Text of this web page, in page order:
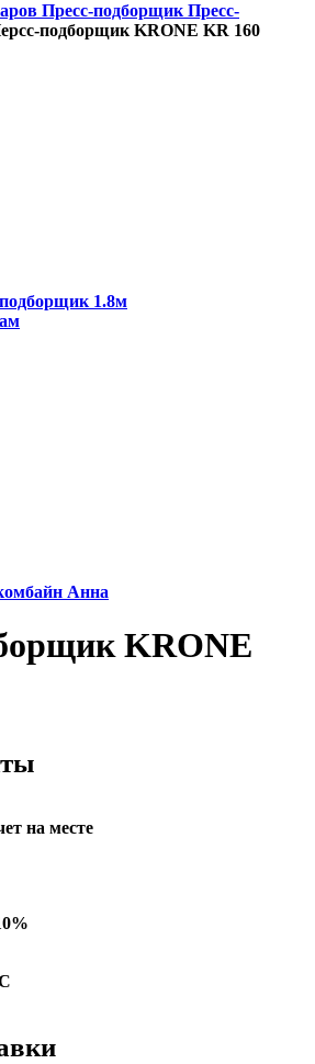
Пресс-подборщик Пресс-
подборщик KRONE KR 160
1.8м
Анна
KRONE
на месте